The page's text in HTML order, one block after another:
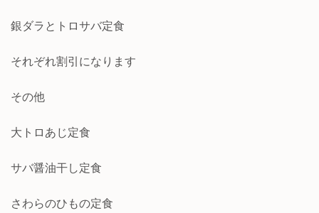
銀ダラとトロサバ定食
それぞれ割引になります
その他
大トロあじ定食
サバ醤油干し定食
さわらのひもの定食